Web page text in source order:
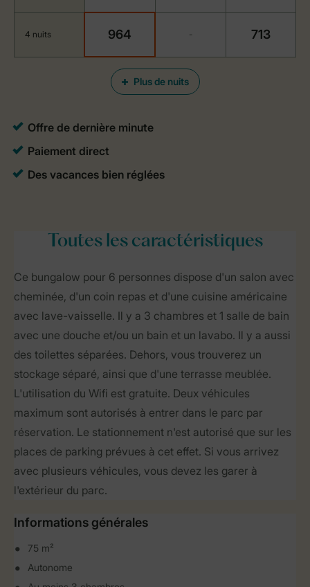
Plus de nuits
4 nuits 964 - 713
Toutesles caractéristiques
Ce bungalow pour 6 personnes dispose d'un salon avec
cheminée, d'un coin repas et d'une cuisine américaine
avec lave-vaisselle. Il y a 3 chambres et 1 salle de bain
avec une douche et/ou un bain et un lavabo. Il y a aussi
des toilettes séparées. Dehors, vous trouverez un
stockage séparé, ainsi que d'une terrasse meublée.
L'utilisation du Wifi est gratuite. Deux véhicules
maximum sont autorisés à entrer dans le parc par
réservation. Le stationnement n'est autorisé que sur les
places de parking prévues à cet effet. Si vous arrivez
avec plusieurs véhicules, vous devez les garer à
l'extérieur du parc.
Informations générales
75 m²
Autonome